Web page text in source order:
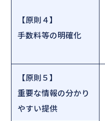
【原則４】
手数料等の明確化
【原則５】
重要な情報の分かり
やすい提供